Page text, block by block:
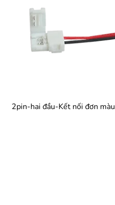
2pin-hai đầu-Kết nối đơn màu